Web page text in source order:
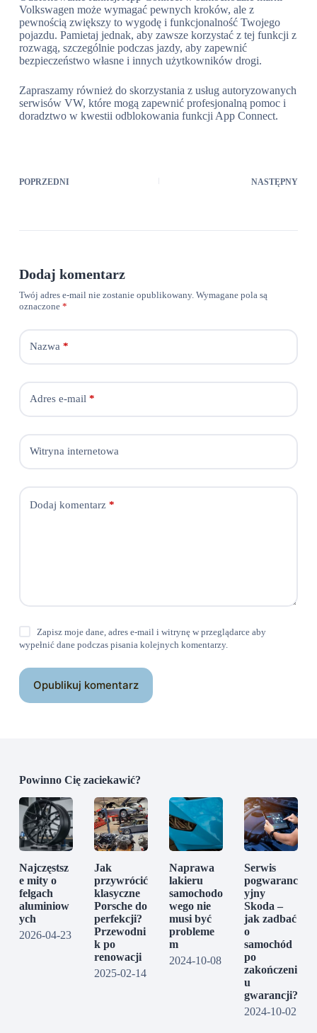
Volkswagen może wymagać pewnych kroków, ale z
pewnością zwiększy to wygodę i funkcjonalność Twojego
pojazdu. Pamietaj jednak, aby zawsze korzystać z tej funkcji z
rozwagą, szczególnie podczas jazdy, aby zapewnić
bezpieczeństwo własne i innych użytkowników drogi.
Zapraszamy również do skorzystania z usług autoryzowanych
serwisów VW, które mogą zapewnić profesjonalną pomoc i
doradztwo w kwestii odblokowania funkcji App Connect.
POPRZEDNI NASTĘPNY
Dodaj komentarz
Twój adres e-mail nie zostanie opublikowany. Wymagane pola są
oznaczone *
Nazwa*
Adres e-mail*
Witryna internetowa
Dodaj komentarz*
Zapisz moje dane, adres e-mail i witrynę w przeglądarce aby
wypełnić dane podczas pisania kolejnych komentarzy.
Opublikuj komentarz
Powinno Cię zaciekawić?
Najczęstsz
e mity o
felgach
aluminiow
ych
2026-04-23
Jak
przywrócić
klasyczne
Porsche do
perfekcji?
Przewodni
k po
renowacji
2025-02-14
Naprawa
lakieru
samochodo
wego nie
musi być
probleme
m
2024-10-08
Serwis
pogwaranc
yjny
Skoda –
jak zadbać
o
samochód
po
zakończeni
u
gwarancji?
2024-10-02